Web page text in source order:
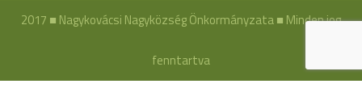
2017 ■ Nagykovácsi Nagyközség Önkormányzata ■ Minden jog
fenntartva